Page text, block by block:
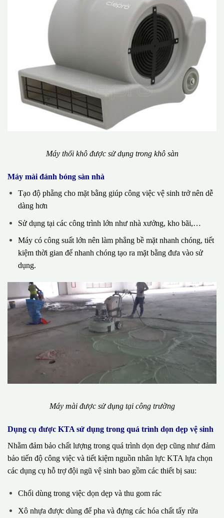
Máy thổi khô được sử dụng trong khô sàn
Máy mài đánh bóng sàn nhà
Tạo độ phẵng cho mặt bằng giúp công việc vệ sinh trở nên dễ
dàng hơn
Sử dụng tại các công trình lớn như nhà xưởng, kho bãi,…
Máy có công suất lớn nên làm phẳng bề mặt nhanh chóng, tiết
kiệm thời gian để nhanh chóng tạo ra mặt bằng đưa vào sử
dụng.
Máy mài được sử dụng tại công trường
Dụng cụ được KTA sử dụng trong quá trình dọn dẹp vệ sinh
Nhằm đảm bảo chất lượng trong quá trình dọn dẹp cũng như đảm
bảo tiến độ công việc và tiết kiệm nguồn nhân lực KTA lựa chọn
các dụng cụ hỗ trợ đội ngũ vệ sinh bao gồm các thiết bị sau:
Chổi dùng trong việc dọn dẹp và thu gom rác
Xô nhựa được dùng để pha và đựng các hóa chất tẩy rửa